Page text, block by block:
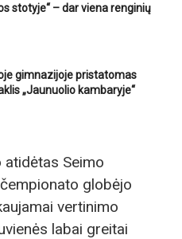
stotyje“ – dar viena renginių
gimnazijoje pristatomas
„Jaunuolio kambaryje“
atidėtas Seimo
globėjo
vertinimo
labai greitai